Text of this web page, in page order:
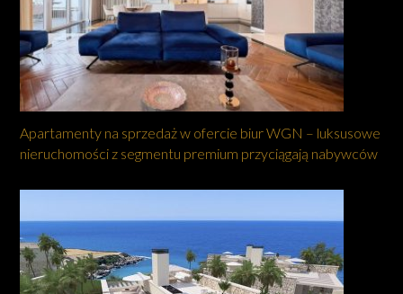
Apartamenty na sprzedaż w ofercie biur WGN – luksusowe
nieruchomości z segmentu premium przyciągają nabywców